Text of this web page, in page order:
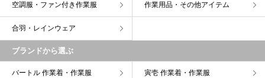
空調服・ファン付き作業服 作業用品・その他アイテム
合羽・レインウェア
ブランドから選ぶ
バートル 作業着・作業服 寅壱 作業着・作業服